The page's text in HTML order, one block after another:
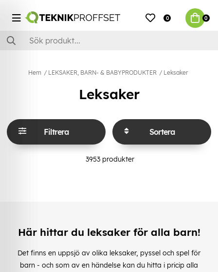
0 0
Hem LEKSAKER, BARN- & BABYPRODUKTER Leksaker
Leksaker
Filtrera Sortera
3953 produkter
Här hittar du leksaker för alla barn!
Det finns en uppsjö av olika leksaker, pyssel och spel för
barn - och som av en händelse kan du hitta i pricip alla